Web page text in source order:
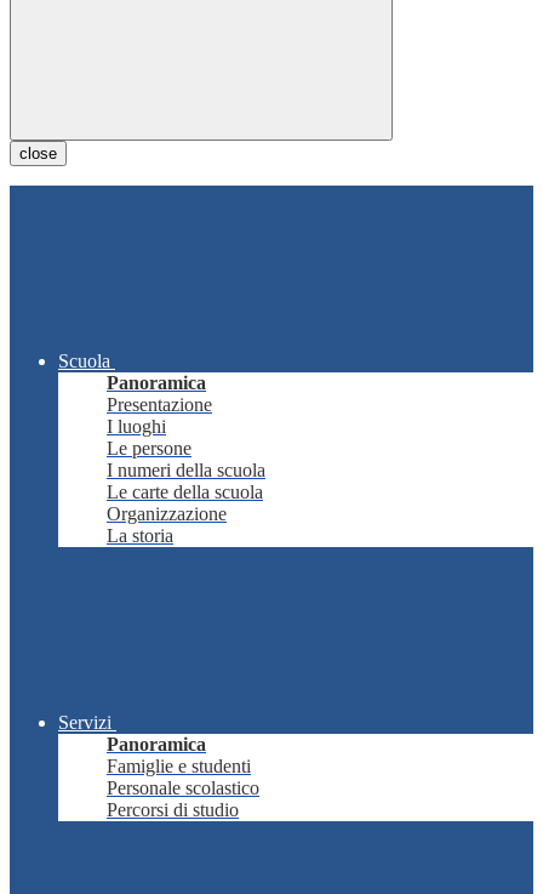
close
Scuola
Panoramica
Presentazione
I luoghi
Le persone
I numeri della scuola
Le carte della scuola
Organizzazione
La storia
Servizi
Panoramica
Famiglie e studenti
Personale scolastico
Percorsi di studio